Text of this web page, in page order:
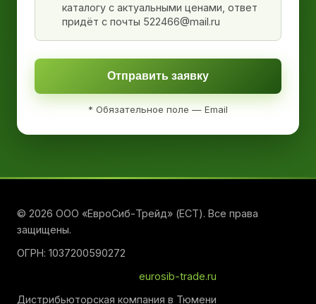
каталогу с актуальными ценами, ответ
придёт с почты 522466@mail.ru
Отправить заявку
* Обязательное поле — Email
© 2026 ООО «ЕвроСиб-Трейд» (ЕСТ). Все права
защищены.
ОГРН: 1037200590272
eurosib-trade.ru
Дистрибьюторская компания в Тюмени